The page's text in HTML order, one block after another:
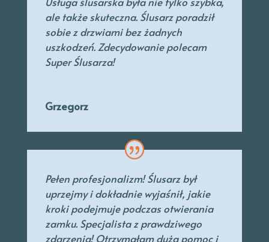
ale także skuteczna. Ślusarz poradził
sobie z drzwiami bez żadnych
uszkodzeń. Zdecydowanie polecam
Super Ślusarza!
Grzegorz
Pełen profesjonalizm! Ślusarz był
uprzejmyi dokładnie wyjaśnił, jakie
kroki podejmuje podczas otwierania
zamku. Specjalistaz prawdziwego
zdarzenia! Otrzymałam dużą pomoc i